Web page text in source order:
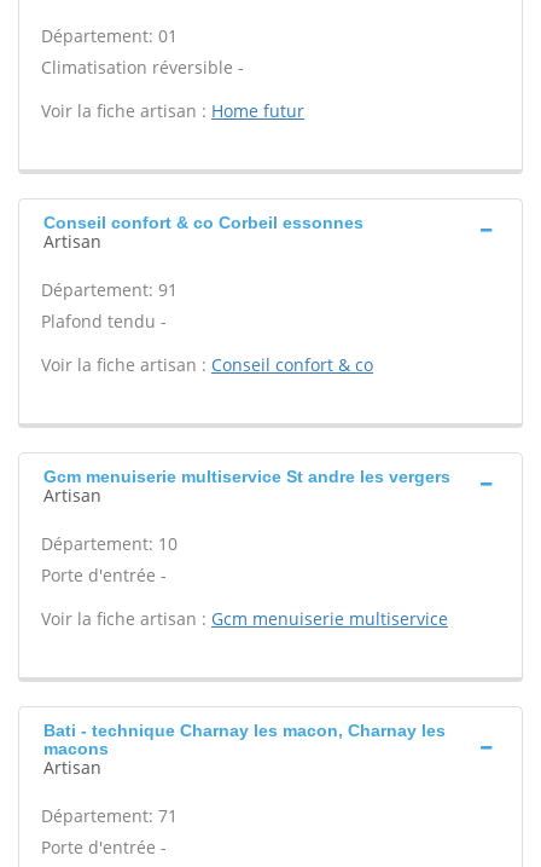
Département: 01
Climatisation réversible -
Voir la fiche artisan : Home futur
Conseil confort & co Corbeil essonnes
Artisan
Département: 91
Plafond tendu -
Voir la fiche artisan : Conseil confort & co
Gcm menuiserie multiservice St andre les vergers
Artisan
Département: 10
Porte d'entrée -
Voir la fiche artisan : Gcm menuiserie multiservice
Bati - technique Charnay les macon, Charnay les
macons
Artisan
Département: 71
Porte d'entrée -